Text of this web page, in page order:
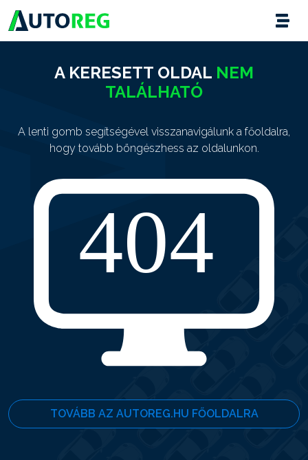
A KERESETT OLDAL NEM
TALÁLHATÓ
A lenti gomb segítségével visszanavigálunk a főoldalra,
hogy tovább böngészhess az oldalunkon.
TOVÁBB AZ AUTOREG.HU FŐOLDALRA